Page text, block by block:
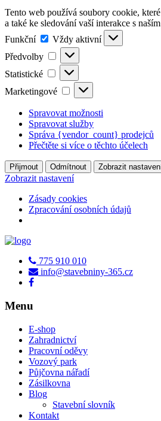
Tento web používá soubory cookie,
a také ke sledování vaší interakce s
Funkční
Funkční
Vždy aktivní
Předvolby
Předvolby
Statistické
Statistické
Marketingové
Marketingové
Spravovat možnosti
Spravovat služby
Správa {vendor_count} prodejců
Přečtěte si více o těchto účelech
Přijmout Odmítnout Zobrazit
Zobrazit nastavení
Zásady cookies
Zpracování osobních údajů
775 910 010
info@stavebniny-365.cz
Menu
E-shop
Zahradnictví
Pracovní oděvy
Vozový park
Půjčovna nářadí
Zásilkovna
Blog
Stavební slovník
Kontakt